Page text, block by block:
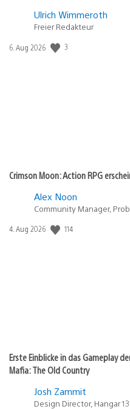
Ulrich Wimmeroth
Freier Redakteur
Veröffentlichungsdatum:
6. Aug 2026 3
Crimson Moon: Action RPG
Alex Noon
Community Manager,
Veröffentlichungsdatum:
4. Aug 2026 114
Erste Einblicke in das Gameplay
Mafia: The Old Country
Josh Zammit
Design Director, Hangar 13